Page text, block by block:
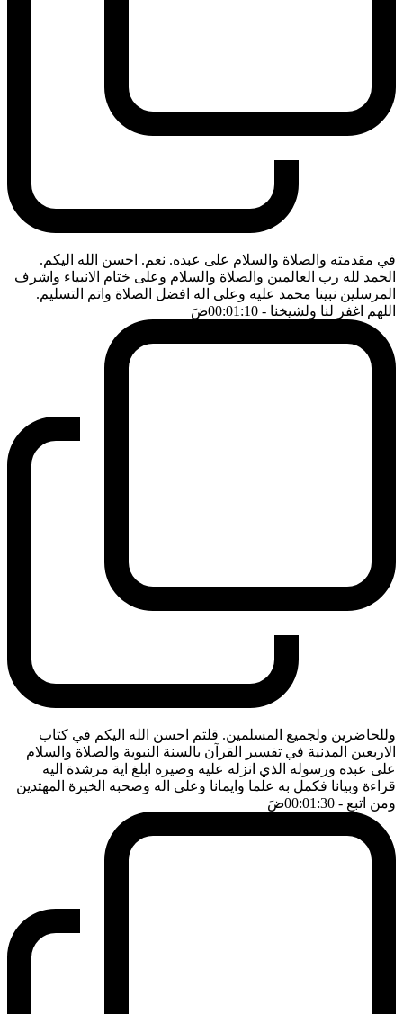
في مقدمته والصلاة والسلام على عبده. نعم. احسن الله اليكم.
الحمد لله رب العالمين والصلاة والسلام وعلى ختام الانبياء واشرف
المرسلين نبينا محمد عليه وعلى اله افضل الصلاة واتم التسليم.
اللهم اغفر لنا ولشيخنا - 00:01:10 ضَ
وللحاضرين ولجميع المسلمين. قلتم احسن الله اليكم في كتاب
الاربعين المدنية في تفسير القرآن بالسنة النبوية والصلاة والسلام
على عبده ورسوله الذي انزله عليه وصيره ابلغ اية مرشدة اليه
قراءة وبيانا فكمل به علما وايمانا وعلى اله وصحبه الخيرة المهتدين
ومن اتبع - 00:01:30 ضَ